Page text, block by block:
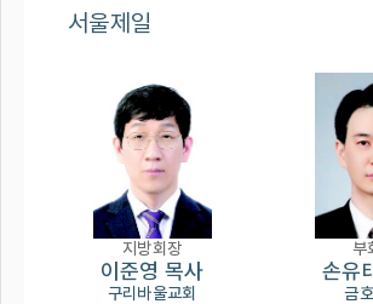
서울제일
지방회장
이준영 목사
구리바울교회
부
손유
금